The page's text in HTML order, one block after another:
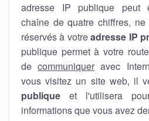
adresse IP publique peut
chaîne de quatre chiffres,
réservés à votreadresse IP
publique permet à votre
decommuniquer avec
vous visitez un site web, il
publique et l'utilisera
informations que vous avez